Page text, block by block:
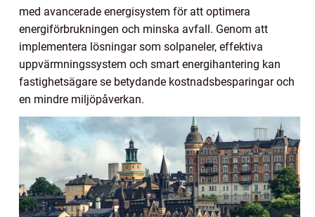
med avancerade energisystem för att optimera
energiförbrukningen och minska avfall. Genom att
implementera lösningar som solpaneler, effektiva
uppvärmningssystem och smart energihantering kan
fastighetsägare se betydande kostnadsbesparingar och
en mindre miljöpåverkan.